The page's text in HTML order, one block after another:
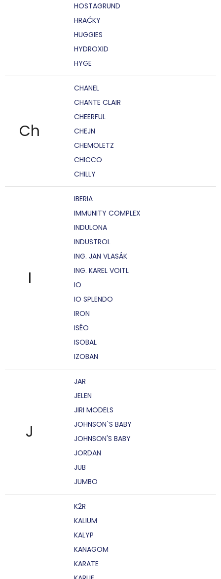
HOSTAGRUND
HRAČKY
HUGGIES
HYDROXID
HYGE
Ch
CHANEL
CHANTE CLAIR
CHEERFUL
CHEJN
CHEMOLETZ
CHICCO
CHILLY
I
IBERIA
IMMUNITY COMPLEX
INDULONA
INDUSTROL
ING. JAN VLASÁK
ING. KAREL VOITL
IO
IO SPLENDO
IRON
ISÉO
ISOBAL
IZOBAN
J
JAR
JELEN
JIRI MODELS
JOHNSON`S BABY
JOHNSON'S BABY
JORDAN
JUB
JUMBO
K2R
KALIUM
KALYP
KANAGOM
KARATE